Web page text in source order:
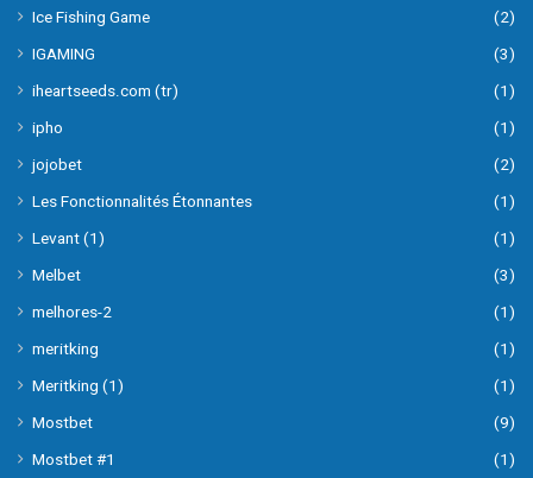
Ice Fishing Game
(2)
IGAMING
(3)
iheartseeds.com (tr)
(1)
ipho
(1)
jojobet
(2)
Les Fonctionnalités Étonnantes
(1)
Levant (1)
(1)
Melbet
(3)
melhores-2
(1)
meritking
(1)
Meritking (1)
(1)
Mostbet
(9)
Mostbet #1
(1)